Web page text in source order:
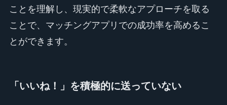
ことを理解し、現実的で柔軟なアプローチを取る
ことで、マッチングアプリでの成功率を高めるこ
とができます。
「いいね！」を積極的に送っていない